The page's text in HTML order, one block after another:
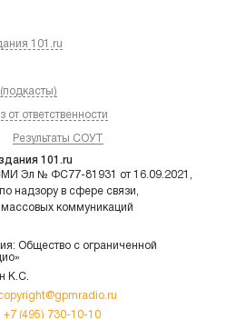
101.ru
от ответственности
Результаты СОУТ
101.ru
Эл № ФС77-81931 от 16.09.2021,
надзору в сфере связи,
коммуникаций
Общество с ограниченной
К.С.
+7 (495) 730-10-10